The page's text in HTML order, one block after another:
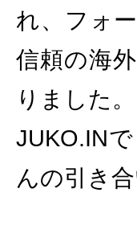
れ、フォ
信頼の海
りました。
JUKO.IN
んの引き